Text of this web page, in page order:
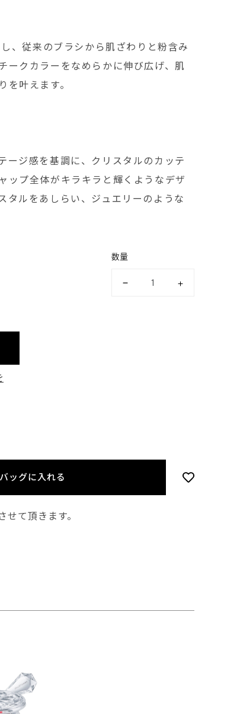
、従来のブラシから肌ざわりと粉含み
ークカラーをなめらかに伸び広げ、肌
を叶えます。
ジ感を基調に、クリスタルのカッテ
ップ全体がキラキラと輝くようなデザ
タルをあしらい、ジュエリーのような
数量
ッグに入れる
せて頂きます。